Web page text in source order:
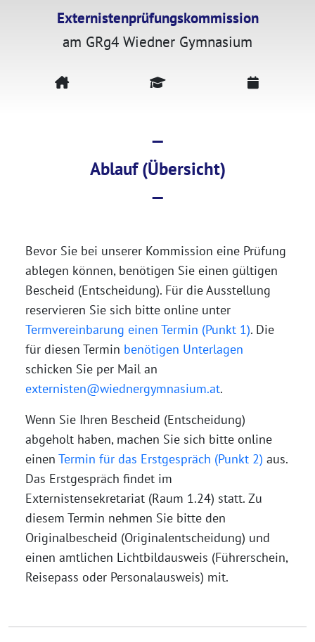
Externistenprüfungskommission
am GRg4 Wiedner Gymnasium
—
Ablauf (Übersicht)
—
Bevor Sie bei unserer Kommission eine Prüfung
ablegen können, benötigen Sie einen gültigen
Bescheid (Entscheidung). Für die Ausstellung
reservieren Sie sich bitte online unter
Termvereinbarung einen Termin (Punkt 1). Die
für diesen Termin benötigen Unterlagen
schicken Sie per Mail an
externisten@wiednergymnasium.at.
Wenn Sie Ihren Bescheid (Entscheidung)
abgeholt haben, machen Sie sich bitte online
einen Termin für das Erstgespräch (Punkt 2) aus.
Das Erstgespräch findet im
Externistensekretariat (Raum 1.24) statt. Zu
diesem Termin nehmen Sie bitte den
Originalbescheid (Originalentscheidung) und
einen amtlichen Lichtbildausweis (Führerschein,
Reisepass oder Personalausweis) mit.